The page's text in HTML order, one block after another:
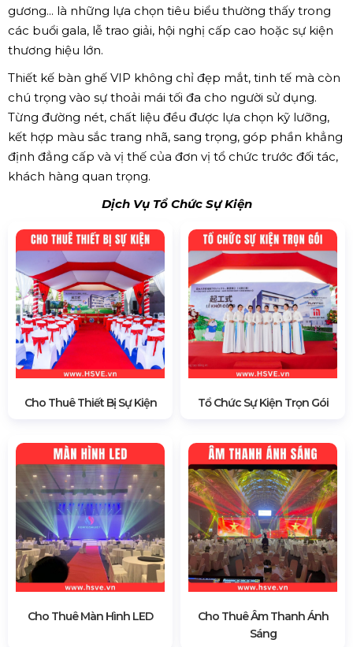
gương... là những lựa chọn tiêu biểu thường thấy trong
các buổi gala, lễ trao giải, hội nghị cấp cao hoặc sự kiện
thương hiệu lớn.
Thiết kế bàn ghế VIP không chỉ đẹp mắt, tinh tế mà còn
chú trọng vào sự thoải mái tối đa cho người sử dụng.
Từng đường nét, chất liệu đều được lựa chọn kỹ lưỡng,
kết hợp màu sắc trang nhã, sang trọng, góp phần khẳng
định đẳng cấp và vị thế của đơn vị tổ chức trước đối tác,
khách hàng quan trọng.
Dịch Vụ Tổ Chức Sự Kiện
Cho Thuê Thiết Bị Sự Kiện Tổ Chức Sự Kiện Trọn Gói
Cho Thuê Màn Hình LED
Cho Thuê Âm Thanh Ánh
Sáng